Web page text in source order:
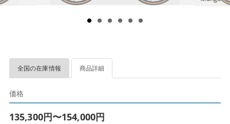
全国の在庫情報 商品詳細
価格
135,300円〜154,000円